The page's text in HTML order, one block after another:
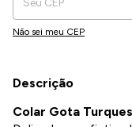
Não sei meu CEP
Descrição
Colar Gota